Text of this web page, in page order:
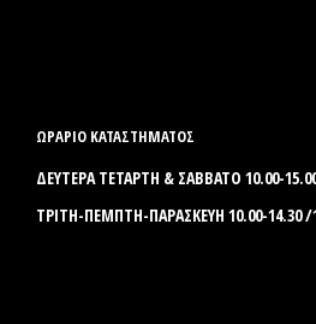
ΩΡΑΡΙΟ ΚΑΤΑΣΤΗΜΑΤΟΣ
ΔΕΥΤΕΡΑ ΤΕΤΑΡΤΗ & ΣΑΒΒΑΤΟ 10.00-
ΤΡΙΤΗ-ΠΕΜΠΤΗ-ΠΑΡΑΣΚΕΥΗ 10.00-14.30 /